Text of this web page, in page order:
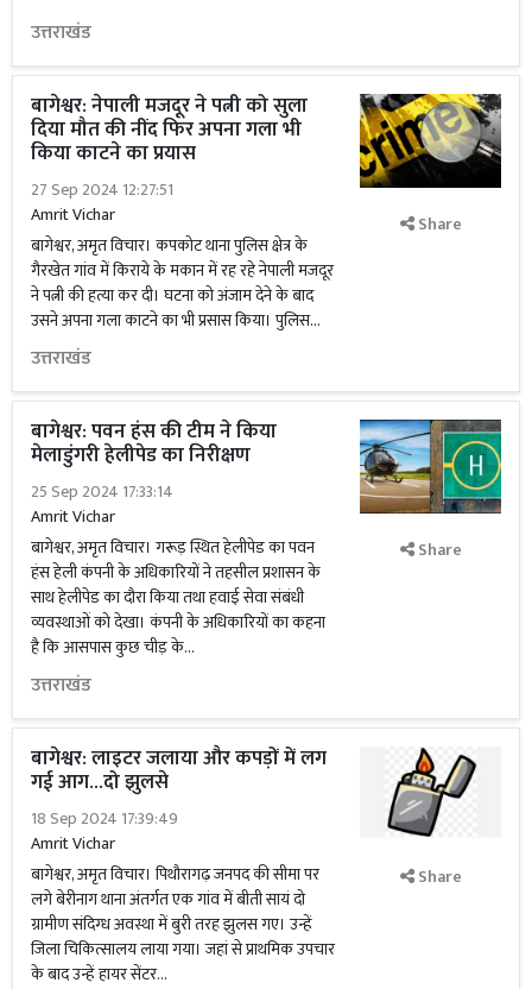
उत्तराखंड
बागेश्वर: नेपाली मजदूर ने पत्नी को सुला
दिया मौत की नींद फिर अपना गला भी
किया काटने का प्रयास
27 Sep 2024 12:27:51
Amrit Vichar
बागेश्वर, अमृत विचार। कपकोट थाना पुलिस क्षेत्र के
गैरखेत गांव में किराये के मकान में रह रहे नेपाली मजदूर
ने पत्नी की हत्या कर दी। घटना को अंजाम देने के बाद
उसने अपना गला काटने का भी प्रसास किया। पुलिस...
उत्तराखंड
Share
बागेश्वर: पवन हंस की टीम ने किया
मेलाडुंगरी हेलीपेड का निरीक्षण
25 Sep 2024 17:33:14
Amrit Vichar
बागेश्वर, अमृत विचार। गरूड़ स्थित हेलीपेड का पवन
हंस हेली कंपनी के अधिकारियों ने तहसील प्रशासन के
साथ हेलीपेड का दौरा किया तथा हवाई सेवा संबंधी
व्यवस्थाओं को देखा। कंपनी के अधिकारियों का कहना
है कि आसपास कुछ चीड़ के...
उत्तराखंड
Share
बागेश्वर: लाइटर जलाया और कपड़ों में लग
गई आग...दो झुलसे
18 Sep 2024 17:39:49
Amrit Vichar
बागेश्वर, अमृत विचार। पिथौरागढ़ जनपद की सीमा पर
लगे बेरीनाग थाना अंतर्गत एक गांव में बीती सायं दो
ग्रामीण संदिग्ध अवस्था में बुरी तरह झुलस गए। उन्हें
जिला चिकित्सालय लाया गया। जहां से प्राथमिक उपचार
के बाद उन्हें हायर सेंटर...
Share